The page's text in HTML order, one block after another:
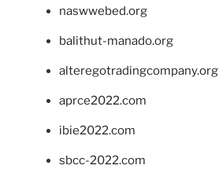
naswwebed.org
balithut-manado.org
alteregotradingcompany.org
aprce2022.com
ibie2022.com
sbcc-2022.com